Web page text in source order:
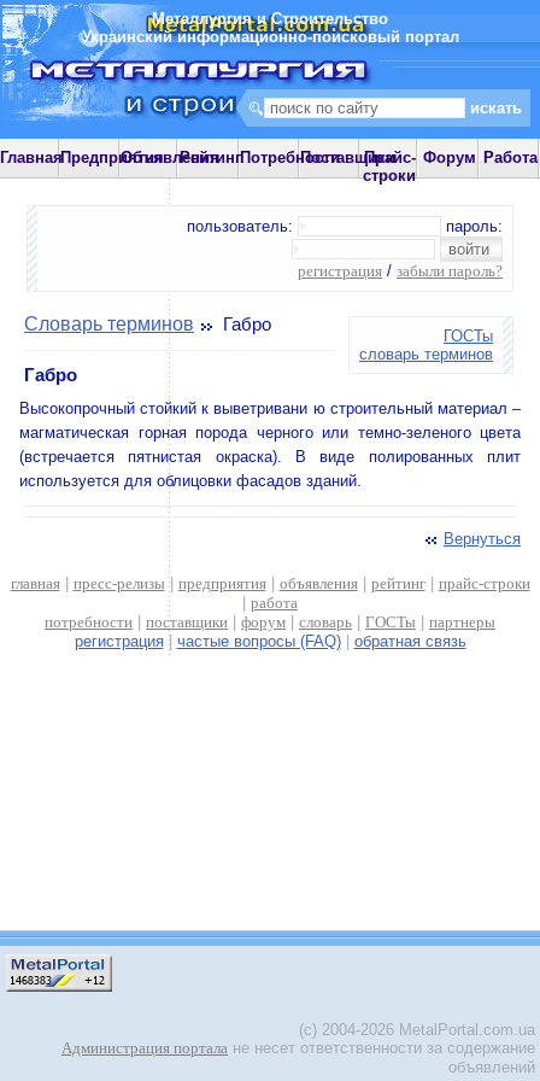
Металлургия и Строительство
Украинский информационно-поисковый портал
ГлавнаяПредприятияОбъявления
РейтингПотребностиПоставщики
Прайс-
строки
Форум Работа
пользователь: пароль:
регистрация / забыли пароль?
ГОСТы
словарь терминов
Словарь терминов Габро
Габро
Высокопрочный стойкий к выветривани ю строительный материал –
магматическая горная порода черного или темно-зеленого цвета
(встречается пятнистая окраска). В виде полированных плит
используется для облицовки фасадов зданий.
Вернуться
главная| пресс-релизы | предприятия| объявления| рейтинг| прайс-строки
работа
потребности
поставщики форум словарь ГОСТы
партнеры
регистрация| частые вопросы (FAQ)| обратная связь
(c) 2004-2026 MetalPortal.com.ua
Администрация портала не несет ответственности за содержание
объявлений